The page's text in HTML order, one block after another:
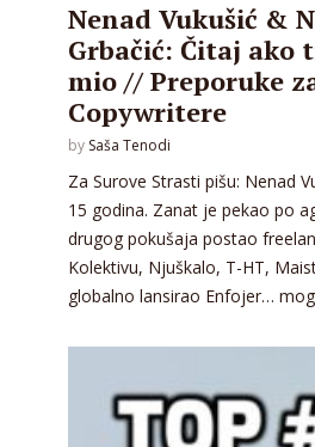
Nenad Vukušić &
Grbačić: Čitaj ako
mio // Preporuke
Copywritere
by Saša Tenodi
Za Surove Strasti pišu: Nenad
15 godina. Zanat je pekao po
drugog pokušaja postao
Kolektivu, Njuškalo, T-HT,
globalno lansirao Enfojer…